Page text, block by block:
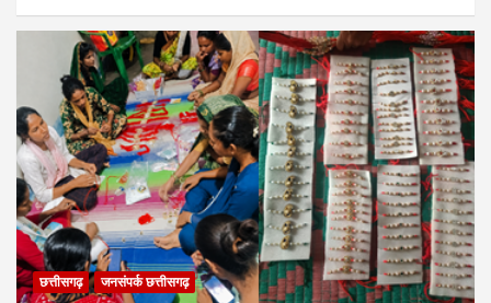
छत्तीसगढ़ जनसंपर्क छत्तीसगढ़